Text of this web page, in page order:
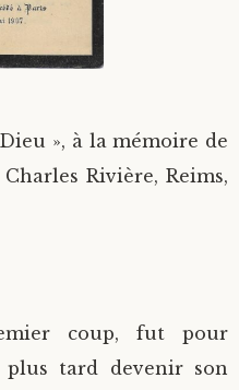
», à la mémoire de
Rivière, Reims,
coup, fut pour
tard devenir son